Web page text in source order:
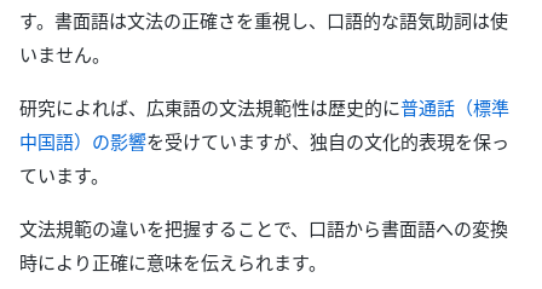
す。書面語は文法の正確さを重視し、口語的な語気助詞は使
いません。
研究によれば、広東語の文法規範性は歴史的に普通話（標準
中国語）の影響を受けていますが、独自の文化的表現を保っ
ています。
文法規範の違いを把握することで、口語から書面語への変換
時により正確に意味を伝えられます。